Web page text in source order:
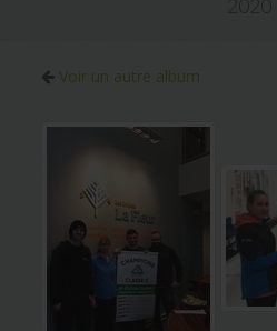
Voir un autre album